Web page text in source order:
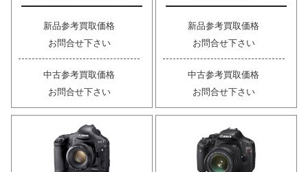
新品参考買取価格
お問合せ下さい
中古参考買取価格
お問合せ下さい
新品参考買取価格
お問合せ下さい
中古参考買取価格
お問合せ下さい